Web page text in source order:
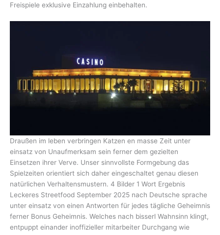
Freispiele exklusive Einzahlung einbehalten.
Draußen im leben verbringen Katzen en masse Zeit unter
einsatz von Unaufmerksam sein ferner dem gezielten
Einsetzen ihrer Verve. Unser sinnvollste Formgebung das
Spielzeiten orientiert sich daher eingeschaltet genau diesen
natürlichen Verhaltensmustern. 4 Bilder 1 Wort Ergebnis
Leckeres Streetfood September 2025 nach Deutsche sprache
unter einsatz von einen Antworten für jedes tägliche Geheimnis
ferner Bonus Geheimnis. Welches nach bisserl Wahnsinn klingt,
entpuppt einander inoffizieller mitarbeiter Durchgang wie